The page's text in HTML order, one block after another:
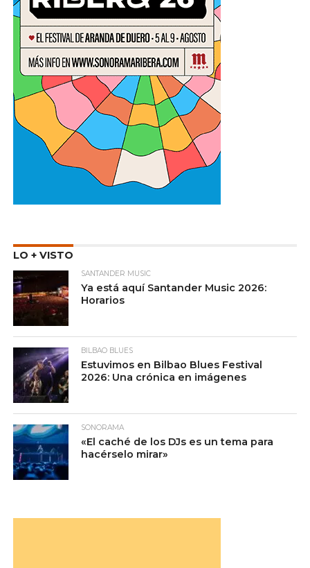
LO + VISTO
SANTANDER MUSIC
Ya está aquí Santander Music 2026:
Horarios
BILBAO BLUES
Estuvimos en Bilbao Blues Festival
2026: Una crónica en imágenes
SONORAMA
«El caché de los DJs es un tema para
hacérselo mirar»